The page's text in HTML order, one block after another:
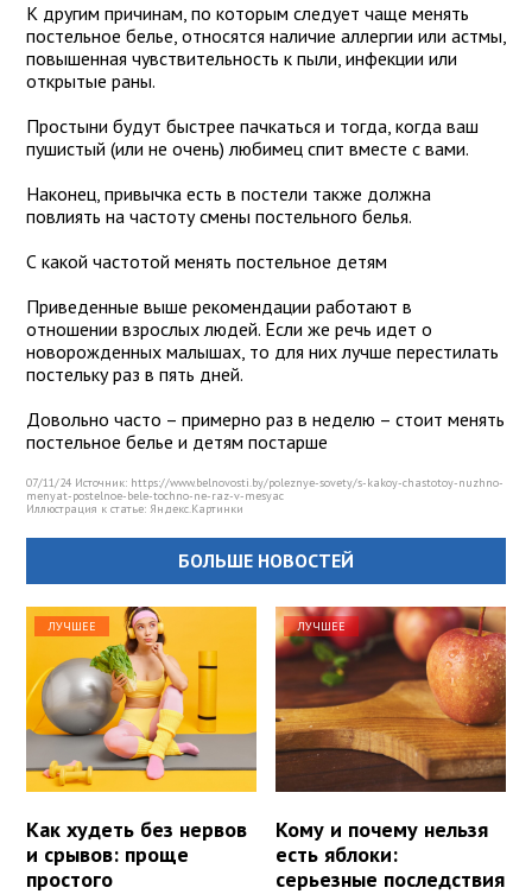
К другим причинам, по которым следует чаще менять
постельное белье, относятся наличие аллергии или астмы,
повышенная чувствительность к пыли, инфекции или
открытые раны.
Простыни будут быстрее пачкаться и тогда, когда ваш
пушистый (или не очень) любимец спит вместе с вами.
Наконец, привычка есть в постели также должна
повлиять на частоту смены постельного белья.
С какой частотой менять постельное детям
Приведенные выше рекомендации работают в
отношении взрослых людей. Если же речь идет о
новорожденных малышах, то для них лучше перестилать
постельку раз в пять дней.
Довольно часто – примерно раз в неделю – стоит менять
постельное белье и детям постарше
07/11/24 Источник: https://www.belnovosti.by/poleznye-sovety/s-kakoy-chastotoy-nuzhno-
menyat-postelnoe-bele-tochno-ne-raz-v-mesyac
Иллюстрация к статье: Яндекс.Картинки
БОЛЬШЕ НОВОСТЕЙ
ЛУЧШЕЕ
Как худеть без нервов
и срывов: проще
простого
ЛУЧШЕЕ
Кому и почему нельзя
есть яблоки:
серьезные последствия